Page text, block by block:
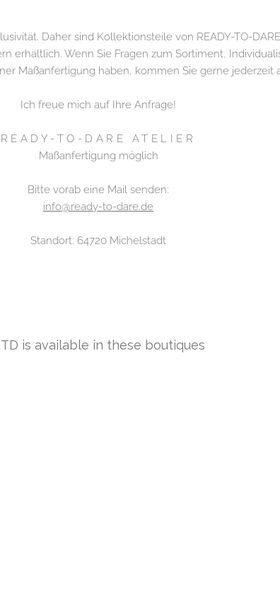
Daher sind Kollektionsteile von READY-TO-
erhältlich. Wenn Sie Fragen zum Sortiment,
Maßanfertigung haben, kommen Sie gerne jederzeit
Ich freue mich auf Ihre Anfrage!
​READY-TO-DARE ATELIER
Maßanfertigung möglich
Bitte vorab eine Mail senden:
info@ready-to-dare.de
Standort: 64720 Michelstadt
is available in these boutiques